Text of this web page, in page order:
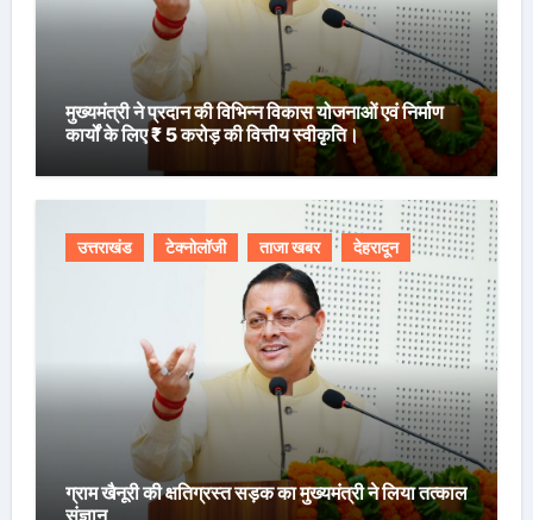
मुख्यमंत्री ने प्रदान की विभिन्न विकास योजनाओं एवं निर्माण
कार्यों के लिए ₹ 5 करोड़ की वित्तीय स्वीकृति।
उत्तराखंड टेक्नोलॉजी ताजा खबर देहरादून
ग्राम खैनूरी की क्षतिग्रस्त सड़क का मुख्यमंत्री ने लिया तत्काल
संज्ञान